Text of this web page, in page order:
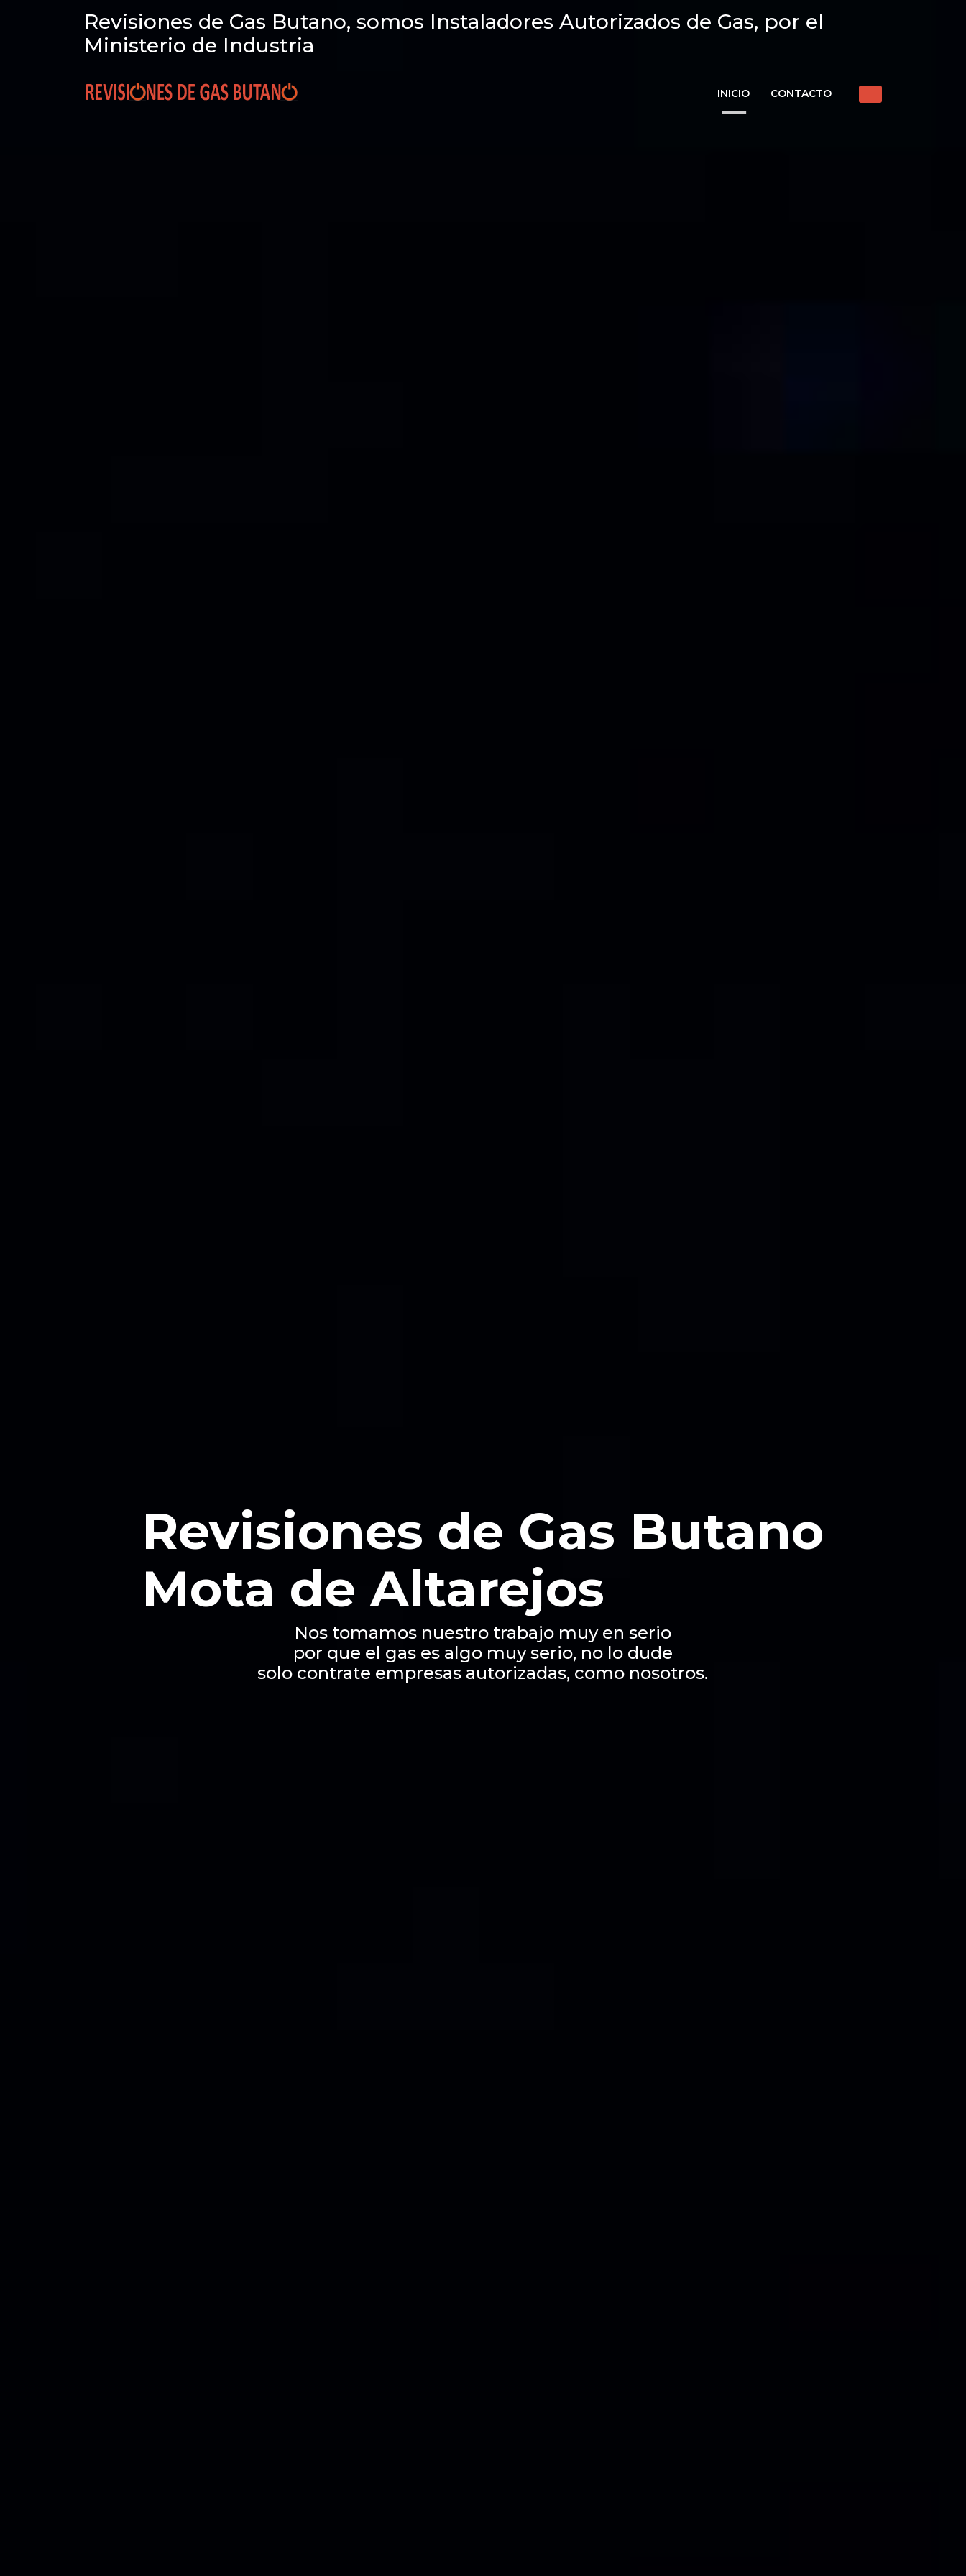
Revisiones de Gas Butano, somos Instaladores Autorizados de Gas, por el
Ministerio de Industria
INICIO CONTACTO
Revisiones de Gas Butano
Mota de Altarejos
Nos tomamos nuestro trabajo muy en serio
por que el gas es algo muy serio, no lo dude
solo contrate empresas autorizadas, como nosotros.